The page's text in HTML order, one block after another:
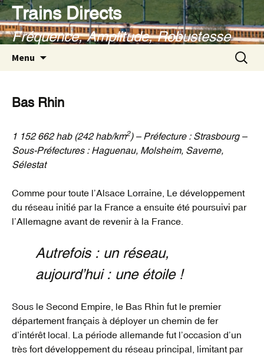
Aller
au
contenu
Trains Directs
Fréquence, Amplitude, Robustesse
Menu
Bas Rhin
1 152 662 hab (242 hab/km2) – Préfecture : Strasbourg –
Sous-Préfectures : Haguenau, Molsheim, Saverne,
Sélestat
Comme pour toute l’Alsace Lorraine, Le développement
du réseau initié par la France a ensuite été poursuivi par
l’Allemagne avant de revenir à la France.
Autrefois : un réseau,
aujourd’hui : une étoile !
Sous le Second Empire, le Bas Rhin fut le premier
département français à déployer un chemin de fer
d’intérêt local. La période allemande fut l’occasion d’un
très fort développement du réseau principal, limitant par